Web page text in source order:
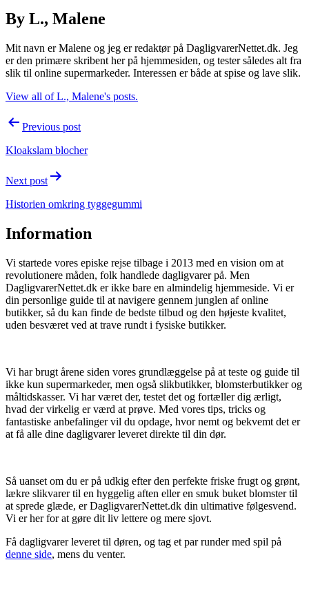
By L., Malene
Mit navn er Malene og jeg er redaktør på DagligvarerNettet.dk. Jeg
er den primære skribent her på hjemmesiden, og tester således alt fra
slik til online supermarkeder. Interessen er både at spise og lave slik.
View all of L., Malene's posts.
PostPrevious post
Kloakslam blocher
Next post
Historien omkring tyggegummi
Information
Vi startede vores episke rejse tilbage i 2013 med en vision om at
revolutionere måden, folk handlede dagligvarer på. Men
DagligvarerNettet.dk er ikke bare en almindelig hjemmeside. Vi er
din personlige guide til at navigere gennem junglen af online
butikker, så du kan finde de bedste tilbud og den højeste kvalitet,
uden besværet ved at trave rundt i fysiske butikker.
Vi har brugt årene siden vores grundlæggelse på at teste og guide til
ikke kun supermarkeder, men også slikbutikker, blomsterbutikker og
måltidskasser. Vi har været der, testet det og fortæller dig ærligt,
hvad der virkelig er værd at prøve. Med vores tips, tricks og
fantastiske anbefalinger vil du opdage, hvor nemt og bekvemt det er
at få alle dine dagligvarer leveret direkte til din dør.
Så uanset om du er på udkig efter den perfekte friske frugt og grønt,
lækre slikvarer til en hyggelig aften eller en smuk buket blomster til
at sprede glæde, er DagligvarerNettet.dk din ultimative følgesvend.
Vi er her for at gøre dit liv lettere og mere sjovt.
Få dagligvarer leveret til døren, og tag et par runder med spil på
denne side, mens du venter.